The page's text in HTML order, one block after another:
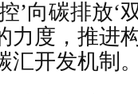
’向碳排放‘
力度，推进
汇开发机制。